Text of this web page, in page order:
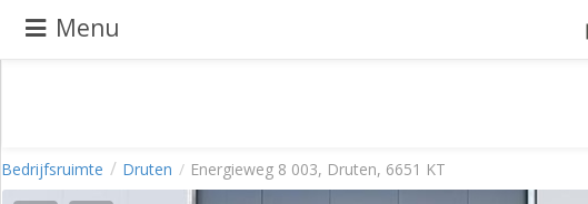
Menu
aanbieden
Pand
Bedrijfsruimte Druten Energieweg 8 003, Druten, 6651 KT